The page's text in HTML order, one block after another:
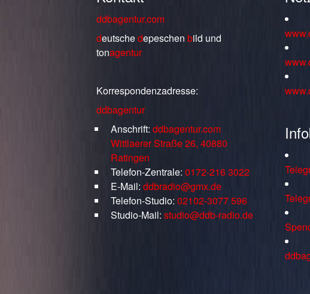
ddbagentur.com
deutschedepeschen bild und
tonagentur
Korrespondenzadresse:
ddbagentur
Anschrift: ddbagentur.com
Wittlaerer Straße 26, 40880
Ratingen
Telefon-Zentrale: 0172-216 3022
E-Mail: ddbradio@gmx.de
Telefon-Studio: 02102-3077 596
Studio-Mail: studio@ddb-radio.de